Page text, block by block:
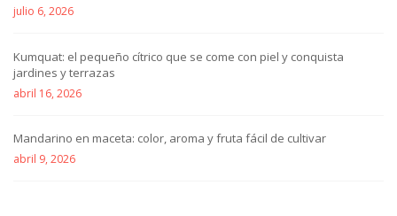
julio 6, 2026
Kumquat: el pequeño cítrico que se come con piel y conquista
jardines y terrazas
abril 16, 2026
Mandarino en maceta: color, aroma y fruta fácil de cultivar
abril 9, 2026